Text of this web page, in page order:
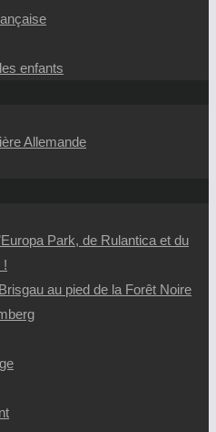
enfants
Allemande
Park, de Rulantica et du
!
au pied de la Forêt Noire